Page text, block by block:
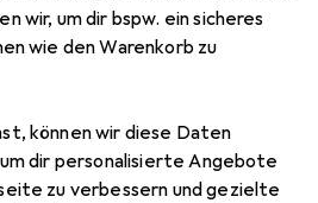
wir, um dir bspw. ein sicheres
wie den Warenkorb zu
können wir diese Daten
dir personalisierte Angebote
zu verbessern und gezielte